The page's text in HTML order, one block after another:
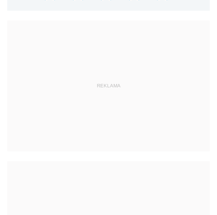
REKLAMA